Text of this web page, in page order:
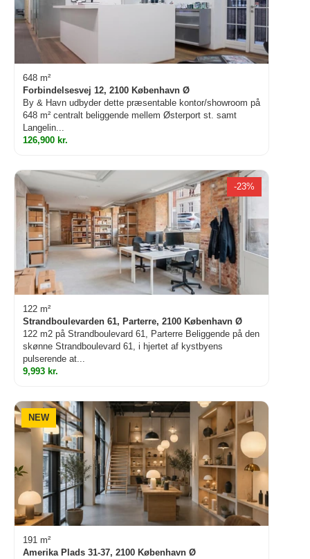
648 m²
Forbindelsesvej 12, 2100 København Ø
By & Havn udbyder dette præsentable kontor/showroom på
648 m² centralt beliggende mellem Østerport st. samt
Langelin...
126,900 kr.
-23%
122 m²
Strandboulevarden 61, Parterre, 2100 København Ø
122 m2 på Strandboulevard 61, Parterre Beliggende på den
skønne Strandboulevard 61, i hjertet af kystbyens
pulserende at...
9,993 kr.
NEW
191 m²
Amerika Plads 31-37, 2100 København Ø